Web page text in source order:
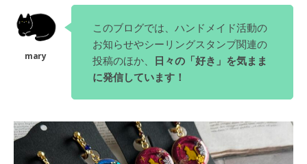
このブログでは、ハンドメイド活動の
お知らせやシーリングスタンプ関連の
投稿のほか、 日々の「好き」を気まま
に発信しています！